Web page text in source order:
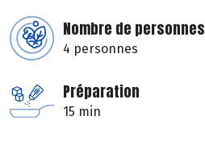
Nombre de personnes
4 personnes
Préparation
15 min